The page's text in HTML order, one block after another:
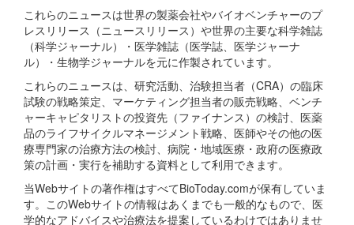
これらのニュースは世界の製薬会社やバイオベンチャーのプ
レスリリース（ニュースリリース）や世界の主要な科学雑誌
（科学ジャーナル）・医学雑誌（医学誌、医学ジャーナ
ル）・生物学ジャーナルを元に作製されています。
これらのニュースは、研究活動、治験担当者（CRA）の臨床
試験の戦略策定、マーケティング担当者の販売戦略、ベンチ
ャーキャピタリストの投資先（ファイナンス）の検討、医薬
品のライフサイクルマネージメント戦略、医師やその他の医
療専門家の治療方法の検討、病院・地域医療・政府の医療政
策の計画・実行を補助する資料として利用できます。
当Webサイトの著作権はすべてBioToday.comが保有していま
す。このWebサイトの情報はあくまでも一般的なもので、医
学的なアドバイスや治療法を提案しているわけではありませ